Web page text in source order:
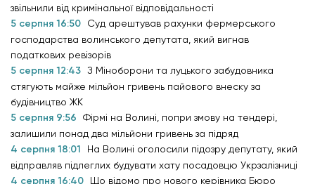
звільнили від кримінальної відповідальності
5 серпня 16:50
Суд арештував рахунки фермерського
господарства волинського депутата, який вигнав
податкових ревізорів
5 серпня 12:43 З Міноборони та луцького забудовника
стягують майже мільйон гривень пайового внеску за
будівництво ЖК
5 серпня 9:56
Фірмі на Волині, попри змову на тендері,
залишили понад два мільйони гривень за підряд
4 серпня 18:01
На Волині оголосили підозру депутату, який
відправляв підлеглих будувати хату посадовцю Укрзалізниці
4 серпня 16:40
Що відомо про нового керівника Бюро